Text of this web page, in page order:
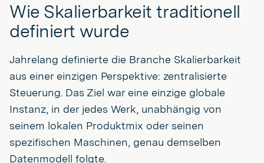
Wie Skalierbarkeit traditionell
definiert wurde
Jahrelang definierte die Branche Skalierbarkeit
aus einer einzigen Perspektive: zentralisierte
Steuerung. Das Ziel war eine einzige globale
Instanz, in der jedes Werk, unabhängig von
seinem lokalen Produktmix oder seinen
spezifischen Maschinen, genau demselben
Datenmodell folgte.